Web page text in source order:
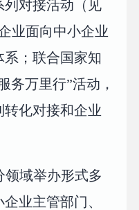
列对接活动（见
业面向中小企业
；联合国家知
务万里行”活动，
转化对接和企业
领域举办形式多
业主管部门、